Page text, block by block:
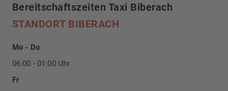
Bereitschaftszeiten Taxi Biberach
STANDORT BIBERACH
Mo - Do
06:00 - 01:00 Uhr
Fr